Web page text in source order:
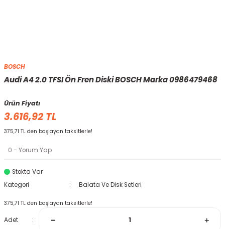
BOSCH
Audi A4 2.0 TFSI Ön Fren Diski BOSCH Marka 0986479468
Ürün Fiyatı
3.616,92 TL
375,71 TL den başlayan taksitlerle!
0 - Yorum Yap
Stokta Var
Kategori
Balata Ve Disk Setleri
375,71 TL den başlayan taksitlerle!
Adet